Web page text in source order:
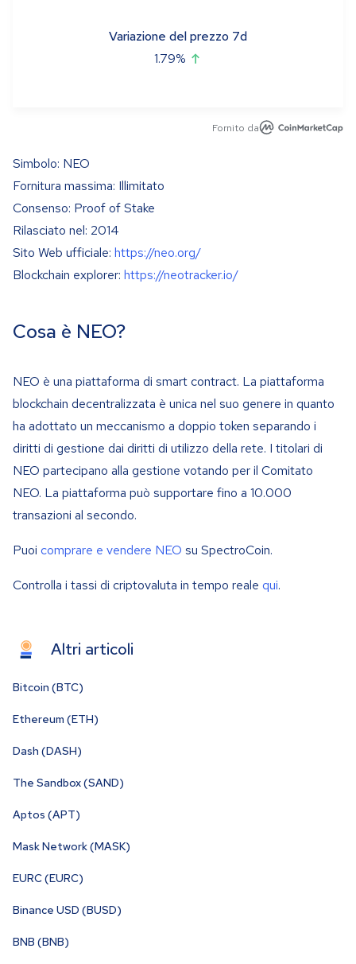
Variazione del prezzo 7d
1.79%
Fornito da
Simbolo: NEO
Fornitura massima: Illimitato
Consenso: Proof of Stake
Rilasciato nel: 2014
Sito Web ufficiale: https://neo.org/
Blockchain explorer: https://neotracker.io/
Cosa è NEO?
NEO è una piattaforma di smart contract. La piattaforma
blockchain decentralizzata è unica nel suo genere in quanto
ha adottato un meccanismo a doppio token separando i
diritti di gestione dai diritti di utilizzo della rete. I titolari di
NEO partecipano alla gestione votando per il Comitato
NEO. La piattaforma può supportare fino a 10.000
transazioni al secondo.
Puoi comprare e vendere NEO su SpectroCoin.
Controlla i tassi di criptovaluta in tempo reale qui.
Altri articoli
Bitcoin (BTC)
Ethereum (ETH)
Dash (DASH)
The Sandbox (SAND)
Aptos (APT)
Mask Network (MASK)
EURC (EURC)
Binance USD (BUSD)
BNB (BNB)